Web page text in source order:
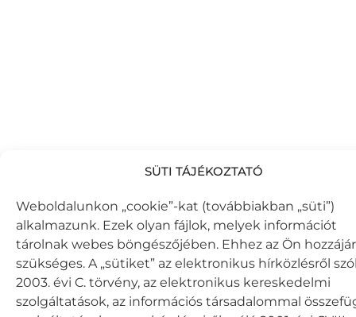
SÜTI TÁJÉKOZTATÓ
Weboldalunkon „cookie”-kat (továbbiakban „süti”)
alkalmazunk. Ezek olyan fájlok, melyek információt
tárolnak webes böngészőjében. Ehhez az Ön
szükséges. A „sütiket” az elektronikus hírközlésről
2003. évi C. törvény, az elektronikus kereskedelmi
szolgáltatások, az információs társadalommal